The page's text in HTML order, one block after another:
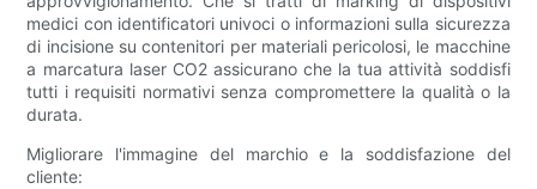
medici con identificatori univoci o informazioni sulla sicurezza
di incisione su contenitori per materiali pericolosi, le macchine
a marcatura laser CO2 assicurano che la tua attività soddisfi
tutti i requisiti normativi senza compromettere la qualità o la
durata.
Migliorare l'immagine del marchio e la soddisfazione del
cliente: